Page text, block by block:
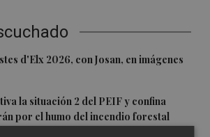
d'Elx 2026, con Josan, en imágenes
la situación 2 del PEIF y confina
por el humo del incendio forestal